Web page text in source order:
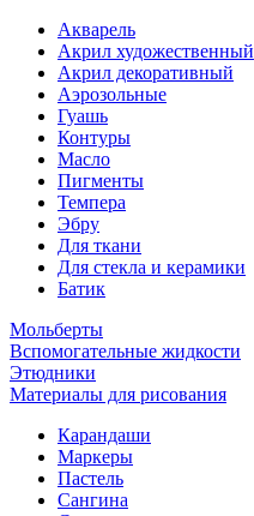
Акварель
Акрил художественный
Акрил декоративный
Аэрозольные
Гуашь
Контуры
Масло
Пигменты
Темпера
Эбру
Для ткани
Для стекла и керамики
Батик
Мольберты
Вспомогательные жидкости
Этюдники
Материалы для рисования
Карандаши
Маркеры
Пастель
Сангина